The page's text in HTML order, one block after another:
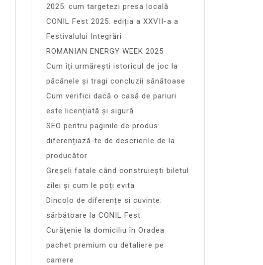
2025: cum targetezi presa locală
CONIL Fest 2025: ediția a XXVII-a a
Festivalului Integrări
ROMANIAN ENERGY WEEK 2025
Cum îți urmărești istoricul de joc la
păcănele și tragi concluzii sănătoase
Cum verifici dacă o casă de pariuri
este licențiată și sigură
SEO pentru paginile de produs:
diferențiază-te de descrierile de la
producător
Greșeli fatale când construiești biletul
zilei și cum le poți evita
Dincolo de diferențe si cuvinte:
sărbătoare la CONIL Fest
Curățenie la domiciliu în Oradea
pachet premium cu detaliere pe
camere